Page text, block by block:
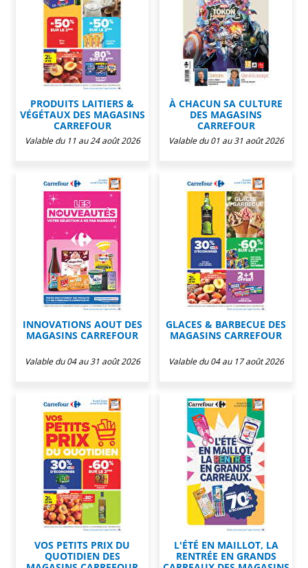
PRODUITS LAITIERS &
VÉGÉTAUX DES MAGASINS
CARREFOUR
Valable du 11 au 24 août 2026
À CHACUN SA CULTURE
DES MAGASINS
CARREFOUR
Valable du 01 au 31 août 2026
INNOVATIONS AOUT DES
MAGASINS CARREFOUR
Valable du 04 au 31 août 2026
GLACES & BARBECUE DES
MAGASINS CARREFOUR
Valable du 04 au 17 août 2026
VOS PETITS PRIX DU
QUOTIDIEN DES
L'ÉTÉ EN MAILLOT, LA
RENTRÉE EN GRANDS